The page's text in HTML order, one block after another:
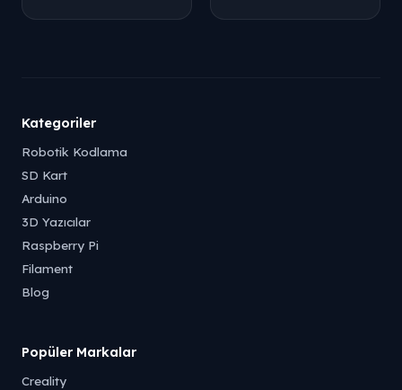
Kategoriler
Robotik Kodlama
SD Kart
Arduino
3D Yazıcılar
Raspberry Pi
Filament
Blog
Popüler Markalar
Creality